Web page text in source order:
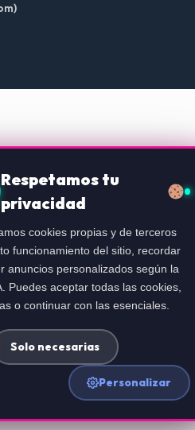
Respetamos tu
privacidad
cookies propias y de terceros
funcionamiento del sitio, recordar
anuncios personalizados según la
Puedes aceptar todas las cookies,
o continuar con las esenciales.
Solo necesarias
Personalizar